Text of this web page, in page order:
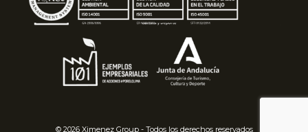
© 2026 Ximenez Group - Todos los derechos reservados